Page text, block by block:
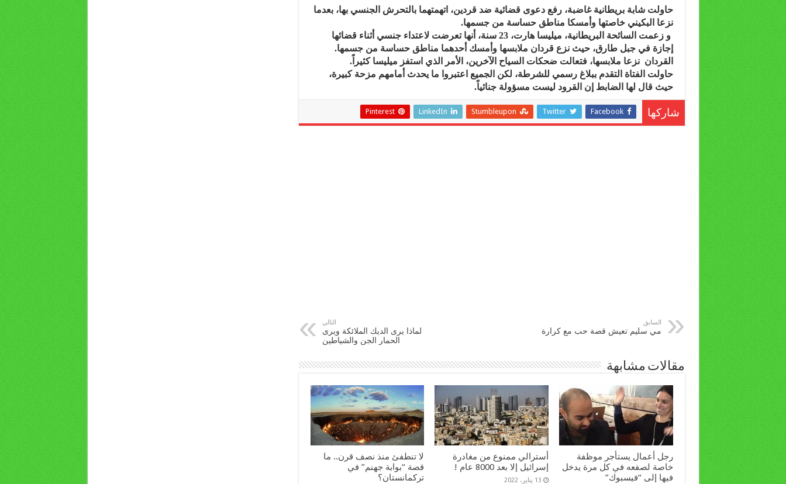
حاولت شابة بريطانية غاضبة، رفع دعوى قضائية ضد قردين، اتهمتهما بالتحرش الجنسي بها، بعدما
نزعا البكيني خاصتها وأمسكا مناطق حساسة من جسمها.
و زعمت السائحة البريطانية، ميليسا هارت، 23 سنة، أنها تعرضت لاعتداء جنسي أثناء قضائها
إجازة في جبل طارق، حيث نزع قردان ملابسها وأمسك أحدهما مناطق حساسة من جسمها.
القردان نزعا ملابسها، فتعالت ضحكات السياح الآخرين، الأمر الذي استفز ميليسا كثيراً.
حاولت الفتاة التقدم ببلاغ رسمي للشرطة، لكن الجميع اعتبروا ما يحدث أمامهم مزحة كبيرة،
حيث قال لها الضابط إن القرود ليست مسؤولة جنائياً.
شاركها Facebook
Twitter
Stumbleupon
LinkedIn
Pinterest
السابق
مي سليم تعيش قصة حب مع كرارة
التالي
لماذا يرى الديك الملائكة ويرى
الحمار الجن والشياطين
مقالات مشابهة
رجل أعمال يستأجر موظفة
خاصة لصفعه في كل مرة يدخل
فيها إلى “فيسبوك”
أسترالي ممنوع من مغادرة
إسرائيل إلا بعد 8000 عام !
13 يناير، 2022
لا تنطفئ منذ نصف قرن.. ما
قصة “بوابة جهنم” في
تركمانستان؟